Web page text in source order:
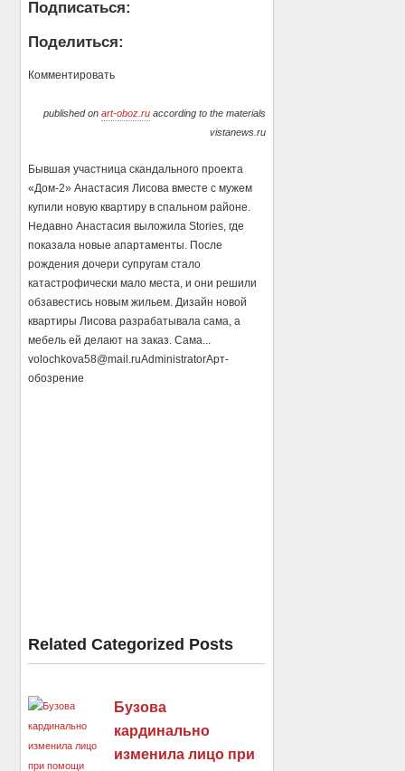
Подписаться:
Поделиться:
Комментировать
published on art-oboz.ruaccording to the materials
vistanews.ru
Бывшая участница скандального проекта
«Дом-2» Анастасия Лисова вместе с мужем
купили новую квартиру в спальном районе.
Недавно Анастасия выложила Stories, где
показала новые апартаменты. После
рождения дочери супругам стало
катастрофически мало места, и они решили
обзавестись новым жильем. Дизайн новой
квартиры Лисова разрабатывала сама, а
мебель ей делают на заказ. Сама...
volochkova58@mail.ruAdministratorАрт-
обозрение
Related Categorized Posts
Бузова
кардинально
изменила лицо при